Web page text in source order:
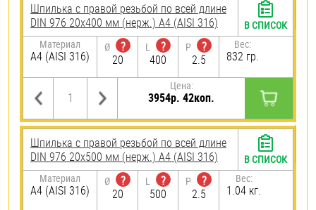
Шпилька с правой резьбой по всей длине
DIN 976 20х400 мм (нерж.) A4 (AISI 316)
Материал
A4 (AISI 316)
Ø
?
20
L
?
400
P
?
2.5
Вес:
832 гр.
Цена:
3954р. 42коп.
В СПИСОК
Шпилька с правой резьбой по всей длине
DIN 976 20х500 мм (нерж.) A4 (AISI 316)
Материал
A4 (AISI 316)
Ø
?
20
L
?
500
P
?
2.5
Вес:
1.04 кг.
В СПИСОК